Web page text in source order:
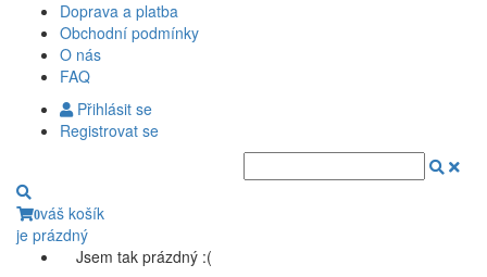
Doprava a platba
Obchodní podmínky
O nás
FAQ
Přihlásit se
Registrovat se
0váš košík
je prázdný
Jsem tak prázdný :(